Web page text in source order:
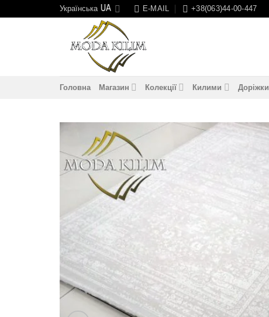
Українська E-MAIL +38(063)44-00-447
Головна Магазин Колекції Килими Доріжки